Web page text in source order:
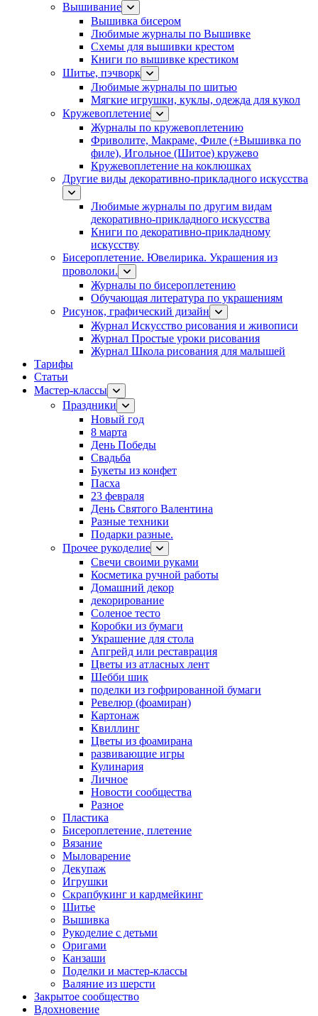
Вышивание
Вышивка бисером
Любимые журналы по Вышивке
Схемы для вышивки крестом
Книги по вышивке крестиком
Шитье, пэчворк
Любимые журналы по шитью
Мягкие игрушки, куклы, одежда для кукол
Кружевоплетение
Журналы по кружевоплетению
Фриволите, Макраме, Филе (+Вышивка по
филе), Игольное (Шитое) кружево
Кружевоплетение на коклюшках
Другие виды декоративно-прикладного искусства
Любимые журналы по другим видам
декоративно-прикладного искусства
Книги по декоративно-прикладному
искусству
Бисероплетение. Ювелирика. Украшения из
проволоки.
Журналы по бисероплетению
Обучающая литература по украшениям
Рисунок, графический дизайн
Журнал Искусство рисования и живописи
Журнал Простые уроки рисования
Журнал Школа рисования для малышей
Тарифы
Статьи
Мастер-классы
Праздники
Новый год
8 марта
День Победы
Свадьба
Букеты из конфет
Пасха
23 февраля
День Святого Валентина
Разные техники
Подарки разные.
Прочее рукоделие
Свечи своими руками
Косметика ручной работы
Домашний декор
декорирование
Соленое тесто
Коробки из бумаги
Украшение для стола
Апгрейд или реставрация
Цветы из атласных лент
Шебби шик
поделки из гофрированной бумаги
Ревелюр (фоамиран)
Картонаж
Квиллинг
Цветы из фоамирана
развивающие игры
Кулинария
Личное
Новости сообщества
Разное
Пластика
Бисероплетение, плетение
Вязание
Мыловарение
Декупаж
Игрушки
Скрапбукинг и кардмейкинг
Шитье
Вышивка
Рукоделие с детьми
Оригами
Канзаши
Поделки и мастер-классы
Валяние из шерсти
Закрытое сообщество
Вдохновение